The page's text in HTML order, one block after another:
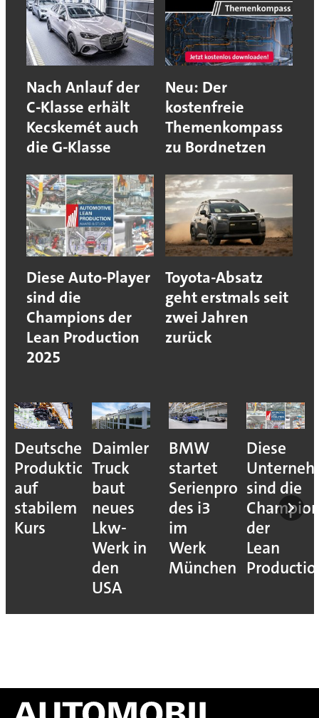
Nach Anlauf der
C-Klasse erhält
Kecskemét auch
die G-Klasse
Neu: Der
kostenfreie
Themenkompass
zu Bordnetzen
Diese Auto-Player
sind die
Champions der
Lean Production
2025
Toyota-Absatz
geht erstmals seit
zwei Jahren
zurück
Daimler
Truck
baut
neues
Lkw-
BMW
startet
Serienproduktion
des i3
im
Werk
München
Diese
Unternehmen
sind die
Champions
der
Lean
Production
Puebla
macht
sich
bereit
für den
VW
Golf